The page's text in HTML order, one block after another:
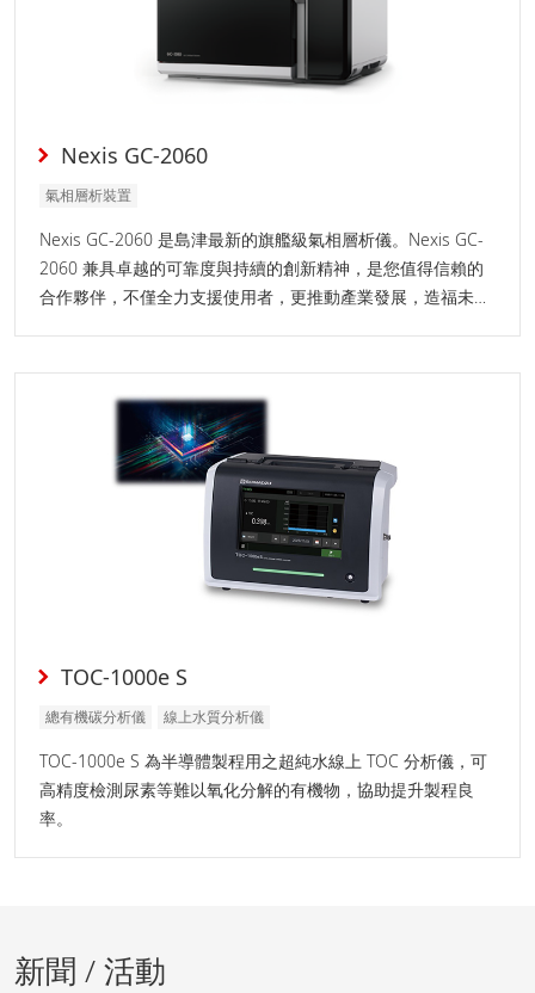
Nexis GC-2060
氣相層析裝置
Nexis GC-2060 是島津最新的旗艦級氣相層析儀。Nexis GC-
2060 兼具卓越的可靠度與持續的創新精神，是您值得信賴的
合作夥伴，不僅全力支援使用者，更推動產業發展，造福未來
TOC-1000e S
總有機碳分析儀 線上水質分析儀
TOC-1000e S 為半導體製程用之超純水線上 TOC 分析儀，可
高精度檢測尿素等難以氧化分解的有機物，協助提升製程良
率。
新聞 / 活動